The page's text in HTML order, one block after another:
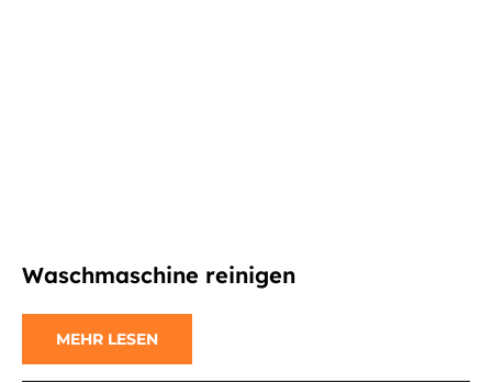
Waschmaschine reinigen
MEHR LESEN